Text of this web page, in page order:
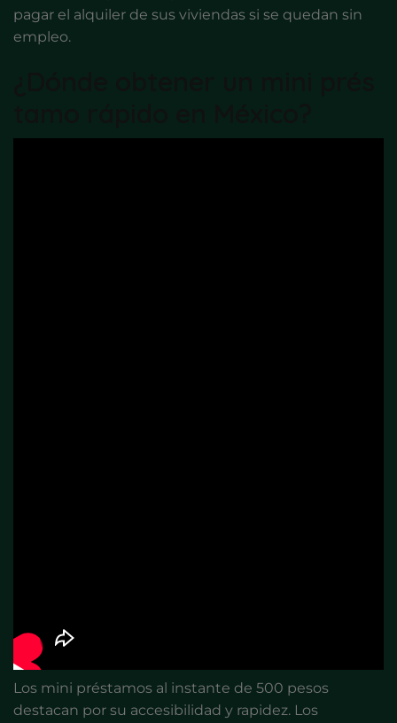
pagar el alquiler de sus viviendas si se quedan sin
empleo.
Los mini préstamos al instante de 500 pesos
destacan por su accesibilidad y rapidez. Los